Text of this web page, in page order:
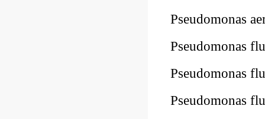
Pseudomonas
Pseudomonas
Pseudomonas
Pseudomonas